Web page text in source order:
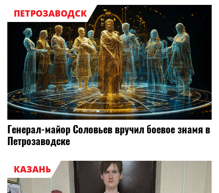
ПЕТРОЗАВОДСК
Генерал-майор Соловьев вручил боевое знамя в
Петрозаводске
КАЗАНЬ